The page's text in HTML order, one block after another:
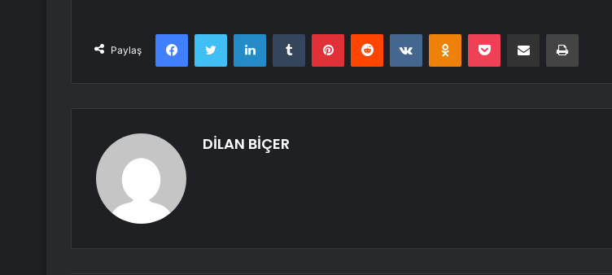
Paylaş
FacebookTwitter LinkedInTumblr PinterestReddit VKontakteOdnoklassniki
Pocket E-Posta ile paylaş Yazdır
DİLAN BİÇER